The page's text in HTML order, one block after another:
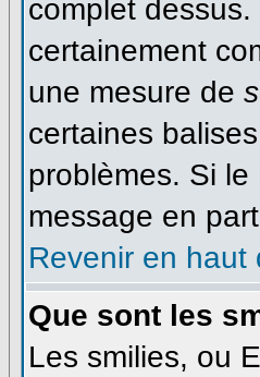
complet
certainement
une mesure de
certaines
problèmes. Si
message en
Revenir en haut
Que sont les
Les smilies, ou